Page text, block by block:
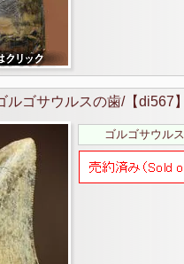
ルゴサウルスの歯/【di567】
ゴルゴサウルス